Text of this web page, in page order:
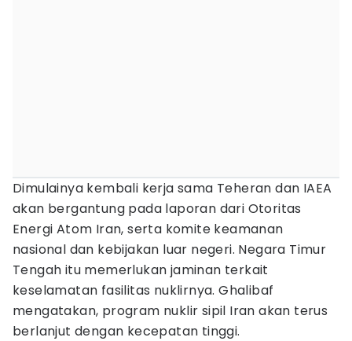
Dimulainya kembali kerja sama Teheran dan IAEA
akan bergantung pada laporan dari Otoritas
Energi Atom Iran, serta komite keamanan
nasional dan kebijakan luar negeri. Negara Timur
Tengah itu memerlukan jaminan terkait
keselamatan fasilitas nuklirnya. Ghalibaf
mengatakan, program nuklir sipil Iran akan terus
berlanjut dengan kecepatan tinggi.